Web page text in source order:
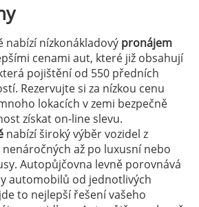
nabízí nízkonákladový pronájem
cenami aut, které již obsahují
pojištění od 550 předních
Rezervujte si za nízkou cenu
lokacích v zemi bezpečně
získat on-line slevu.
nabízí široký výběr vozidel z
až po luxusní nebo
Autopůjčovna levně porovnává
automobilů od jednotlivých
to nejlepší řešení vašeho